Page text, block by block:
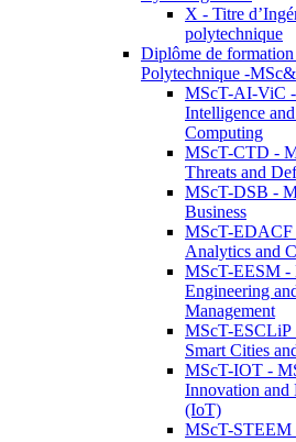
X - Titre
polytechnique
Diplôme de
Polytechnique -
MScT-AI-ViC
Intelligence
Computing
MScT-CTD -
Threats and
MScT-DSB -
Business
MScT-EDACF
Analytics and
MScT-EESM -
Engineering
Management
MScT-ESCLiP
Smart Cities
MScT-IOT -
Innovation and
(IoT)
MScT-STEEM